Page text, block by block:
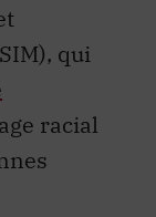
qui
racial